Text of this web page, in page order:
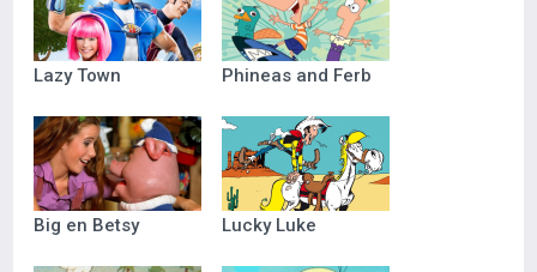
Lazy Town Phineas and Ferb
Big en Betsy Lucky Luke